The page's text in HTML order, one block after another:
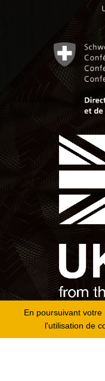
En poursuivant
l'utilisation de